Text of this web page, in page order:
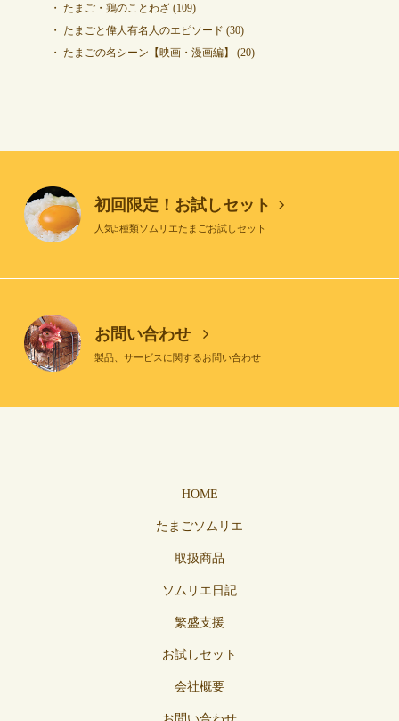
たまご・鶏のことわざ(109)
たまごと偉人有名人のエピソード (30)
たまごの名シーン【映画・漫画編】
(20)
初回限定！お試しセット
人気5種類ソムリエたまごお試しセット
お問い合わせ
製品、サービスに関するお問い合わせ
HOME
たまごソムリエ
取扱商品
ソムリエ日記
繁盛支援
お試しセット
会社概要